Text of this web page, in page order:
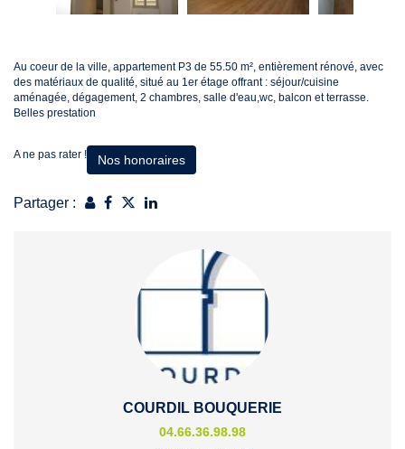
Au coeur de la ville, appartement P3 de 55.50 m², entièrement rénové, avec
des matériaux de qualité, situé au 1er étage offrant : séjour/cuisine
aménagée, dégagement, 2 chambres, salle d'eau,wc, balcon et terrasse.
Belles prestation
A ne pas rater ! Nos honoraires
Partager :
COURDIL BOUQUERIE
04.66.36.98.98